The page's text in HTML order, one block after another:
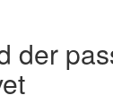
der